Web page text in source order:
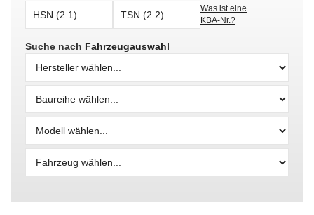
Was ist eine
KBA-Nr.?
Suche nach Fahrzeugauswahl